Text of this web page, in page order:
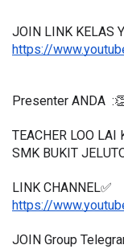
JOIN LINK KELAS
https://
Presenter ANDA
TEACHER LOO LAI
SMK BUKIT
LINK CHANNEL✅
https://
JOIN Group